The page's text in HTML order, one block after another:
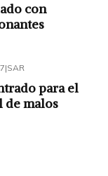
con
|SAR
para el
de malos